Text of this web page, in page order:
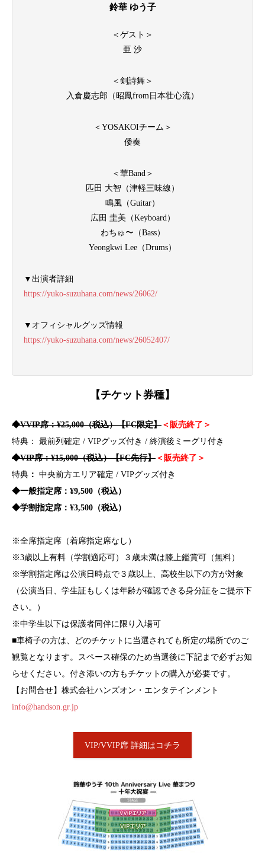
鈴華 ゆう子
＜ゲスト＞
亜 沙
＜剣詩舞＞
入倉慶志郎（昭鳳from日本壮心流）
＜YOSAKOIチーム＞
倭奏
＜華Band＞
匹田 大智（津軽三味線）
鳴風（Guitar）
広田 圭美（Keyboard）
わちゅ〜（Bass）
Yeongkwi Lee（Drums）
▼出演者詳細
https://yuko-suzuhana.com/news/26062/
▼オフィシャルグッズ情報
https://yuko-suzuhana.com/news/26052407/
【チケット券種】
◆VVIP席：¥25,000（税込）【FC限定】 ＜販売終了＞
特典：
最前列確定 / VIPグッズ付き / 終演後ミーグリ付き
◆VIP席：¥15,000（税込）【FC先行】 ＜販売終了＞
特典 ： 中央前方エリア確定 / VIPグッズ付き
◆一般指定席：¥9,500（税込）
◆学割指定席：¥3,500（税込）
※全席指定席（着席指定席なし）
※3歳以上有料（学割適応可）３歳未満は膝上鑑賞可（無料）
※学割指定席は公演日時点で３歳以上、高校生以下の方が対象
（公演当日、学生証もしくは年齢が確認できる身分証をご提示下
さい。）
※中学生以下は保護者同伴に限り入場可
■車椅子の方は、どのチケットに当選されても所定の場所でのご
観覧となります。スペース確保のため当選後に下記まで必ずお知
らせください。付き添いの方もチケットの購入が必要です。
【お問合せ】 株式会社ハンズオン・エンタテインメント
info@handson.gr.jp
VIP/VVIP席 詳細はコチラ